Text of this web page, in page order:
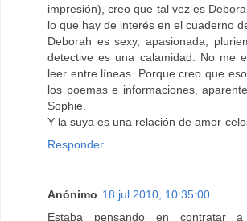
impresión), creo que tal vez es
lo que hay de interés en el cuaderno
Deborah es sexy, apasionada,
detective es una calamidad. No me
leer entre líneas. Porque creo que
los poemas e informaciones,
Sophie.
Y la suya es una relación de amor-
Responder
Anónimo 18 jul 2010, 10:35:00
Estaba pensando en contratar